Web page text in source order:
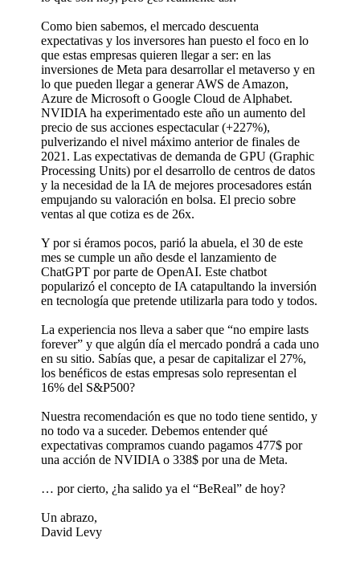
Como bien sabemos, el mercado descuenta
expectativas y los inversores han puesto el foco en lo
que estas empresas quieren llegar a ser: en las
inversiones de Meta para desarrollar el metaverso y en
lo que pueden llegar a generar AWS de Amazon,
Azure de Microsoft o Google Cloud de Alphabet.
NVIDIA ha experimentado este año un aumento del
precio de sus acciones espectacular (+227%),
pulverizando el nivel máximo anterior de finales de
2021. Las expectativas de demanda de GPU (Graphic
Processing Units) por el desarrollo de centros de datos
y la necesidad de la IA de mejores procesadores están
empujando su valoración en bolsa. El precio sobre
ventas al que cotiza es de 26x.
Y por si éramos pocos, parió la abuela, el 30 de este
mes se cumple un año desde el lanzamiento de
ChatGPT por parte de OpenAI. Este chatbot
popularizó el concepto de IA catapultando la inversión
en tecnología que pretende utilizarla para todo y todos.
La experiencia nos lleva a saber que “no empire lasts
forever” y que algún día el mercado pondrá a cada uno
en su sitio. Sabías que, a pesar de capitalizar el 27%,
los benéficos de estas empresas solo representan el
16% del S&P500?
Nuestra recomendación es que no todo tiene sentido, y
no todo va a suceder. Debemos entender qué
expectativas compramos cuando pagamos 477$ por
una acción de NVIDIA o 338$ por una de Meta.
… por cierto, ¿ha salido ya el “BeReal” de hoy?
Un abrazo,
David Levy